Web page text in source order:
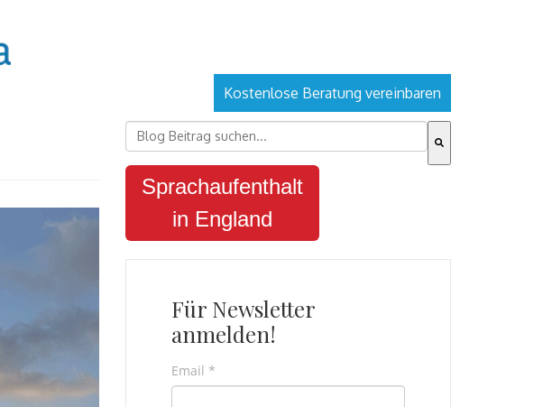
Kostenlose Beratung vereinbaren
Dies ist ein Suchfeld mit einer automatischen
Es gibt keine Vorschläge, da das Suchfeld leer ist.
Sprachaufenthalt
in England
Für Newsletter
anmelden!
Email *